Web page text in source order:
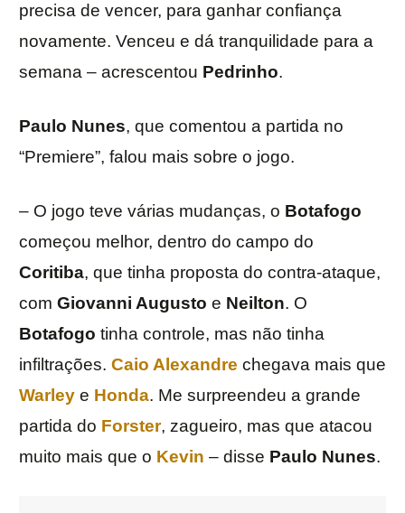
precisa de vencer, para ganhar confiança
novamente. Venceu e dá tranquilidade para a
semana – acrescentou Pedrinho.
Paulo Nunes, que comentou a partida no
“Premiere”, falou mais sobre o jogo.
– O jogo teve várias mudanças, o Botafogo
começou melhor, dentro do campo do
Coritiba, que tinha proposta do contra-ataque,
com Giovanni Augusto e Neilton. O
Botafogo tinha controle, mas não tinha
infiltrações. Caio Alexandre chegava mais que
Warley e Honda. Me surpreendeu a grande
partida do Forster, zagueiro, mas que atacou
muito mais que o Kevin – disse Paulo Nunes.